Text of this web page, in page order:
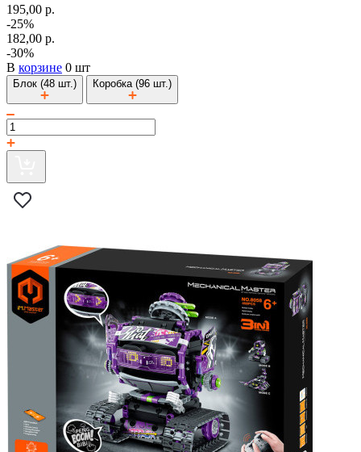
195,00 р.
-25%
182,00 р.
-30%
В корзине 0 шт
Блок (48 шт.) Коробка (96 шт.)